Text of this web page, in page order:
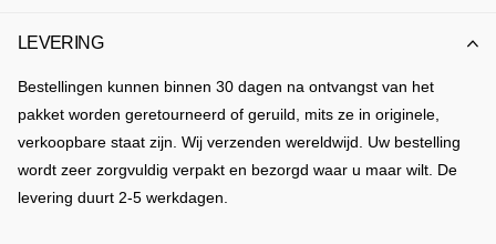
LEVERING
Bestellingen kunnen binnen 30 dagen na ontvangst van het
pakket worden geretourneerd of geruild, mits ze in originele,
verkoopbare staat zijn. Wij verzenden wereldwijd. Uw bestelling
wordt zeer zorgvuldig verpakt en bezorgd waar u maar wilt. De
levering duurt 2-5 werkdagen.